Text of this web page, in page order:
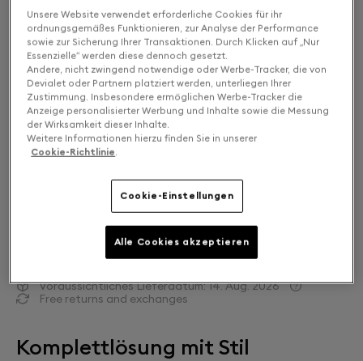
Finish: Wählen Sie Ihre Farbe
Gold leaf
Mono oder Dual: Wählen Sie Ihr Setup
SOLO
ZUM WARENKORB HINZUFÜGEN
Voraussichtliches Lieferdatum: 14. Aug. 2026
Free returns and exchanges
Komplettlösung mit Stil
Unsere Website verwendet erforderliche Cookies für ihr
ordnungsgemäßes Funktionieren, zur Analyse der Performance
sowie zur Sicherung Ihrer Transaktionen. Durch Klicken auf „Nur
Essenzielle“ werden diese dennoch gesetzt.
Andere, nicht zwingend notwendige oder Werbe-Tracker, die von
Devialet oder Partnern platziert werden, unterliegen Ihrer
Zustimmung. Insbesondere ermöglichen Werbe-Tracker die
Anzeige personalisierter Werbung und Inhalte sowie die Messung
der Wirksamkeit dieser Inhalte.
Weitere Informationen hierzu finden Sie in unserer
Cookie-Richtlinie.
Cookie-Einstellungen
Alle Cookies akzeptieren